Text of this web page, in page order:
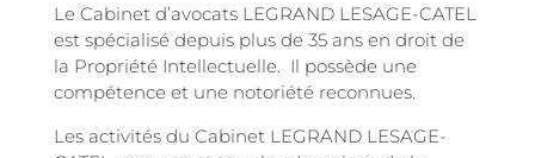
Le Cabinet d’avocats LEGRAND LESAGE-CATEL
est spécialisé depuis plus de 35 ans en droit de
la Propriété Intellectuelle. Il possède une
compétence et une notoriété reconnues.
Les activités du Cabinet LEGRAND LESAGE-